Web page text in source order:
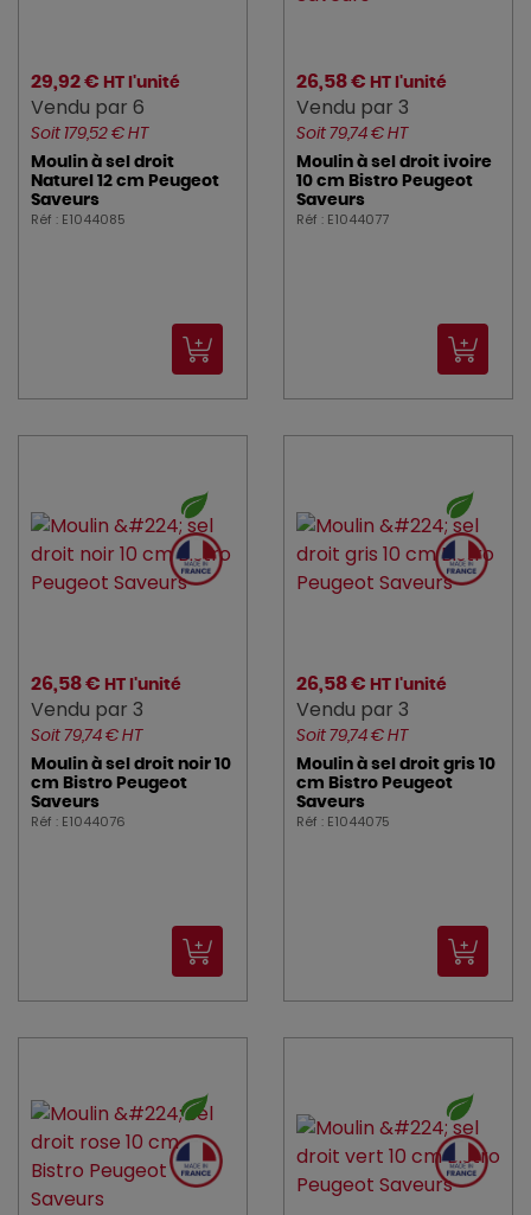
29,92 € HT l'unité
Vendu par 6
Soit 179,52 € HT
Moulin à sel droit
Naturel 12 cm Peugeot
Saveurs
Réf : E1044085
26,58 € HT l'unité
Vendu par 3
Soit 79,74 € HT
Moulin à sel droit ivoire
10 cm Bistro Peugeot
Saveurs
Réf : E1044077
26,58 € HT l'unité
Vendu par 3
Soit 79,74 € HT
Moulin à sel droit noir 10
cm Bistro Peugeot
Saveurs
Réf : E1044076
26,58 € HT l'unité
Vendu par 3
Soit 79,74 € HT
Moulin à sel droit gris 10
cm Bistro Peugeot
Saveurs
Réf : E1044075